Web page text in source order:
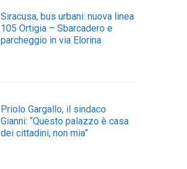
Siracusa, bus urbani: nuova linea
105 Ortigia – Sbarcadero e
parcheggio in via Elorina
Priolo Gargallo, il sindaco
Gianni: “Questo palazzo è casa
dei cittadini, non mia”